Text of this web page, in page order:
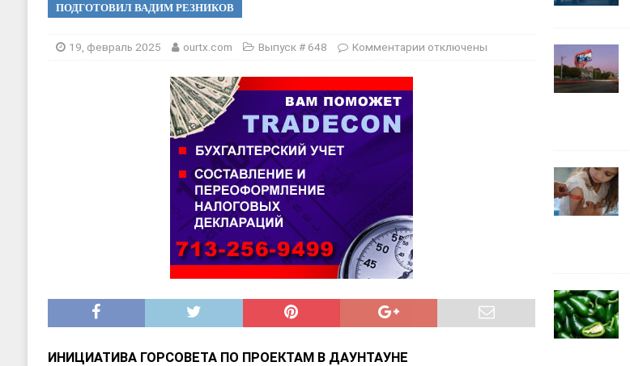
[ 20, август 2025 ]
[ 30, июнь 2025 ]
ПОДГОТОВИЛ ВАДИМ РЕЗНИКОВ
19, февраль 2025 ourtx.com Выпуск # 648 Комментарии отключены
ИНИЦИАТИВА ГОРСОВЕТА ПО ПРОЕКТАМ В ДАУНТАУНЕ